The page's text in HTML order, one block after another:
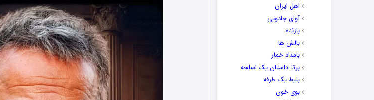
اهل ایران
آوای جادویی
بازنده
بالش ها
بامداد خمار
برتا: داستان یک اسلحه
بلیط یک‌‌ طرفه
بوی خون